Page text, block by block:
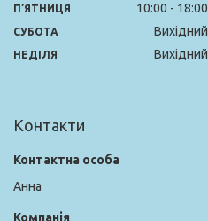
ПʼЯТНИЦЯ 10:00 18:00
СУБОТА Вихідний
НЕДІЛЯ Вихідний
Контакти
Анна